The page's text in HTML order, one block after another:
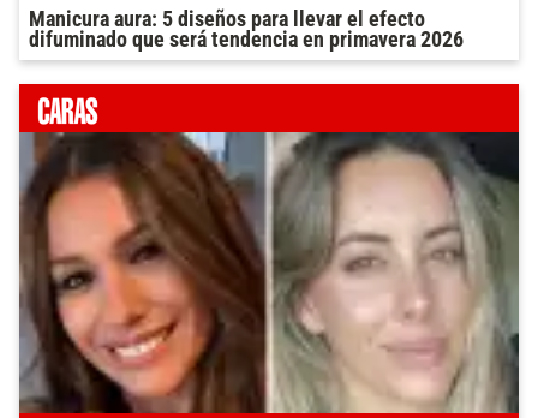
Manicura aura: 5 diseños para llevar el efecto
difuminado que será tendencia en primavera 2026